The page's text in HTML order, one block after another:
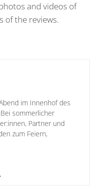
and videos of
of the reviews.
im Innenhof des
sommerlicher
Partner und
zum Feiern,